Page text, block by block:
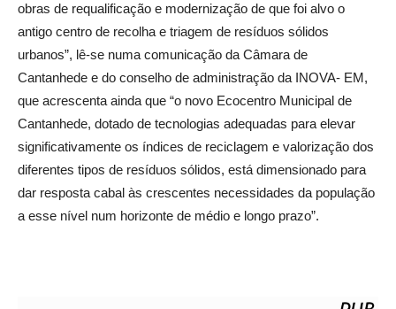
obras de requalificação e modernização de que foi alvo o
antigo centro de recolha e triagem de resíduos sólidos
urbanos”, lê-se numa comunicação da Câmara de
Cantanhede e do conselho de administração da INOVA- EM,
que acrescenta ainda que “o novo Ecocentro Municipal de
Cantanhede, dotado de tecnologias adequadas para elevar
significativamente os índices de reciclagem e valorização dos
diferentes tipos de resíduos sólidos, está dimensionado para
dar resposta cabal às crescentes necessidades da população
a esse nível num horizonte de médio e longo prazo”.